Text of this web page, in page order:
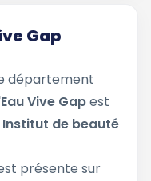
Gap
département
Vive Gapest
Institut de beauté
présente sur